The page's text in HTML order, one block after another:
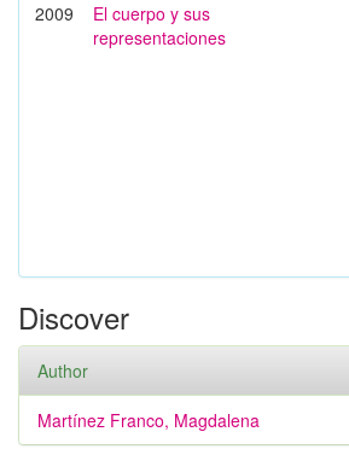
2009
El cuerpo y sus
representaciones
Discover
Author
Martínez Franco, Magdalena